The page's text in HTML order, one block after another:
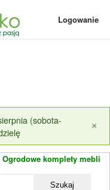
Logowanie
(sobota-
×
Ogrodowe komplety mebli
Szukaj